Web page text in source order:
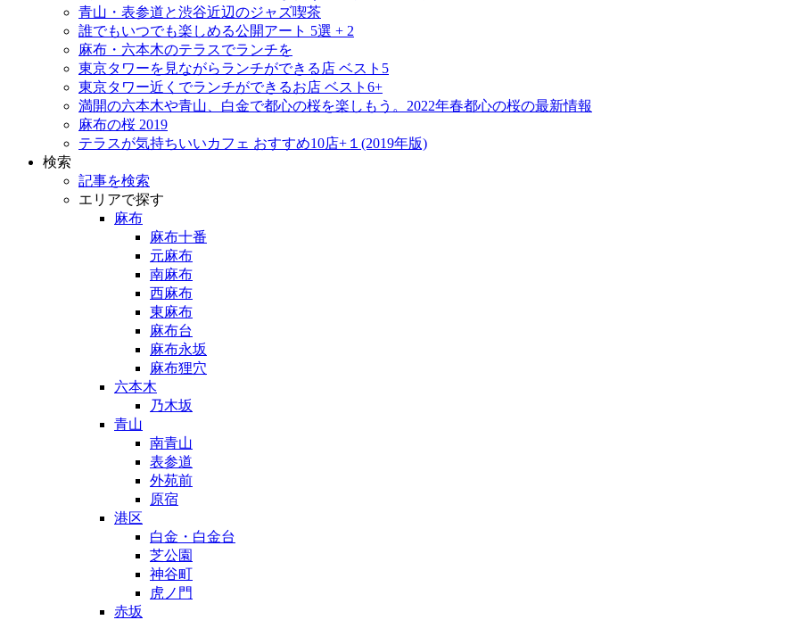
青山・表参道と渋谷近辺のジャズ喫茶
誰でもいつでも楽しめる公開アート 5選 + 2
麻布・六本木のテラスでランチを
東京タワーを見ながらランチができる店 ベスト5
東京タワー近くでランチができるお店 ベスト6+
満開の六本木や青山、白金で都心の桜を楽しもう。2022年春都心の桜の最新情報
麻布の桜 2019
テラスが気持ちいいカフェ おすすめ10店+１(2019年版)
検索
記事を検索
エリアで探す
麻布
麻布十番
元麻布
南麻布
西麻布
東麻布
麻布台
麻布永坂
麻布狸穴
六本木
乃木坂
青山
南青山
表参道
外苑前
原宿
港区
白金・白金台
芝公園
神谷町
虎ノ門
赤坂